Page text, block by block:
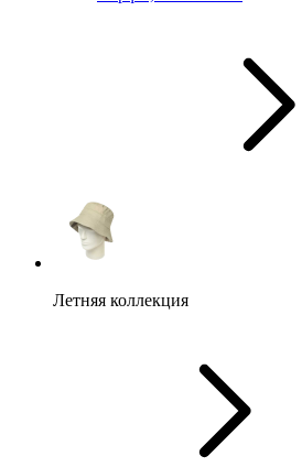
Летняя коллекция